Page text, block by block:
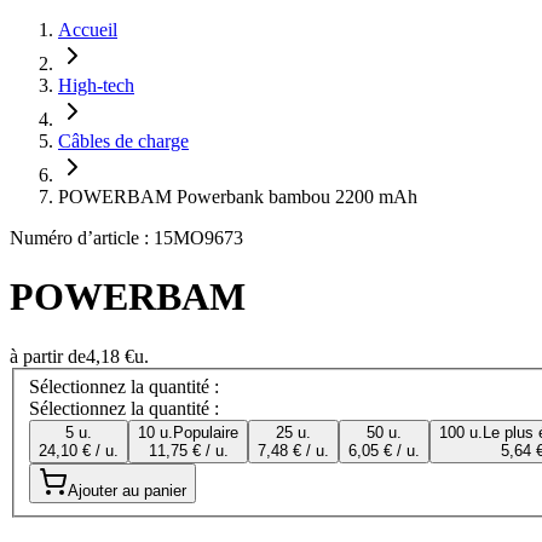
Accueil
High-tech
Câbles de charge
POWERBAM Powerbank bambou 2200 mAh
Numéro d’article : 15MO9673
POWERBAM
à partir de4,18 €u.
Sélectionnez la quantité :
Sélectionnez la quantité :
5 u.
24,10 € / u.
10 u. Populaire
11,75 € / u.
25 u.
7,48 € / u.
50 u.
6,05 € / u.
100 u. Le plus
5,64
Ajouter au panier